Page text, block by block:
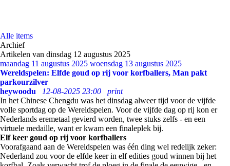
Alle items
Archief
Artikelen van dinsdag 12 augustus 2025
maandag 11 augustus 2025 woensdag 13 augustus 2025
Wereldspelen: Elfde goud op rij voor korfballers, Man pakt
parkourzilver
heywoodu
12-08-2025 23:00
print
In het Chinese Chengdu was het dinsdag alweer tijd voor de vijfde
volle sportdag op de Wereldspelen. Voor de vijfde dag op rij kon er
Nederlands eremetaal gevierd worden, twee stuks zelfs - en een
virtuele medaille, want er kwam een finaleplek bij.
Elf keer goud op rij voor korfballers
Voorafgaand aan de Wereldspelen was één ding wel redelijk zeker:
Nederland zou voor de elfde keer in elf edities goud winnen bij het